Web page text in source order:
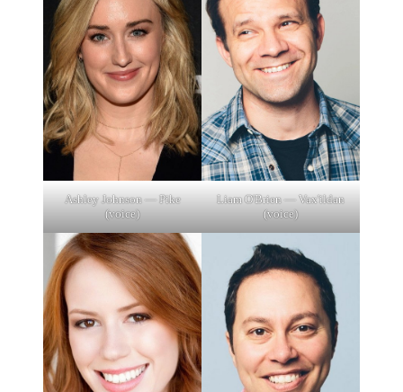
Ashley Johnson — Pike
(voice)
Liam O'Brien — Vax'ildan
(voice)